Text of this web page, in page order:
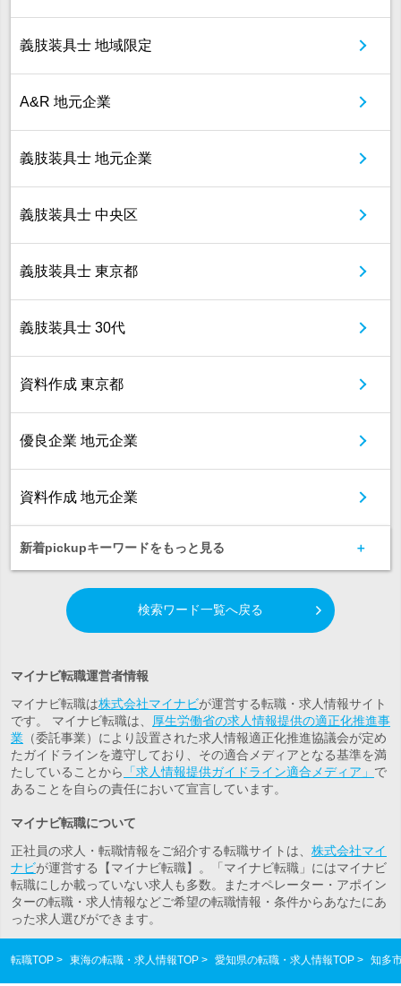
義肢装具士 地域限定
A&R 地元企業
義肢装具士 地元企業
義肢装具士 中央区
義肢装具士 東京都
義肢装具士 30代
資料作成 東京都
優良企業 地元企業
資料作成 地元企業
新着pickupキーワードをもっと見る
検索ワード一覧へ戻る
マイナビ転職運営者情報
マイナビ転職は株式会社マイナビが運営する転職・求人情報サイト
です。 マイナビ転職は、
厚生労働省の求人情報提供の適正化推進事
業 （委託事業）により設置された求人情報適正化推進協議会が定め
たガイドラインを遵守しており、その適合メディアとなる基準を満
たしていることから
「求人情報提供ガイドライン適合メディア」 で
あることを自らの責任において宣言しています。
マイナビ転職について
正社員の求人・転職情報をご紹介する転職サイトは、 株式会社マイ
ナビが運営する【マイナビ転職】。「マイナビ転職」にはマイナビ
転職にしか載っていない求人も多数。またオペレーター・アポイン
ターの転職・求人情報などご希望の転職情報・条件からあなたにあ
った求人選びができます。
転職TOP 東海の転職・求人情報TOP 愛知県の転職・求人情報TOP 知多